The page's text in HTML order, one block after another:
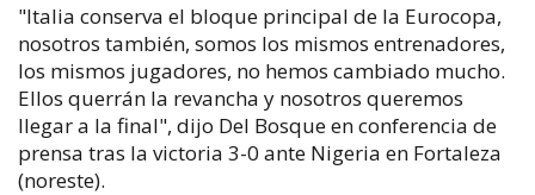
"Italia conserva el bloque principal de la Eurocopa,
nosotros también, somos los mismos entrenadores,
los mismos jugadores, no hemos cambiado mucho.
Ellos querrán la revancha y nosotros queremos
llegar a la final", dijo Del Bosque en conferencia de
prensa tras la victoria 3-0 ante Nigeria en Fortaleza
(noreste).